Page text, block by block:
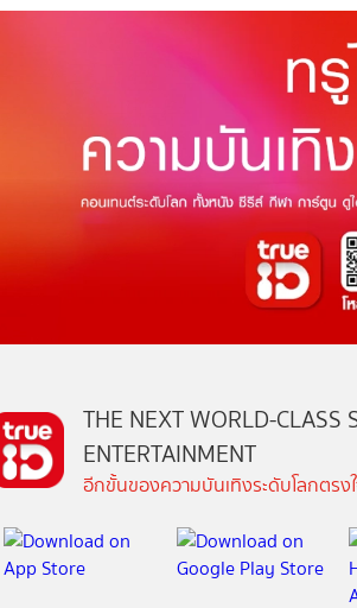
THE NEXT WORLD-CLASS
ENTERTAINMENT
อีกขั้นของความบันเทิงระดับโลกตร